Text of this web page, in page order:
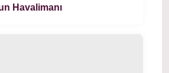
Havalimanı